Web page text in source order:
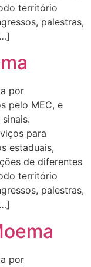
território
palestras,
por
pelo MEC, e
para
estaduais,
de diferentes
território
palestras,
por